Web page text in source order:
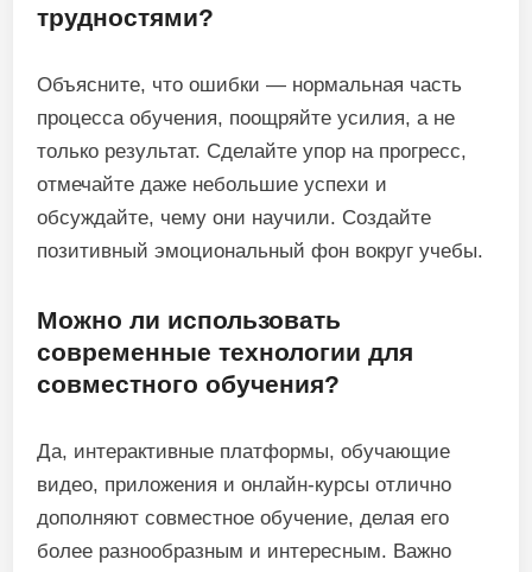
трудностями?
Объясните, что ошибки — нормальная часть
процесса обучения, поощряйте усилия, а не
только результат. Сделайте упор на прогресс,
отмечайте даже небольшие успехи и
обсуждайте, чему они научили. Создайте
позитивный эмоциональный фон вокруг учебы.
Можно ли использовать
современные технологии для
совместного обучения?
Да, интерактивные платформы, обучающие
видео, приложения и онлайн-курсы отлично
дополняют совместное обучение, делая его
более разнообразным и интересным. Важно